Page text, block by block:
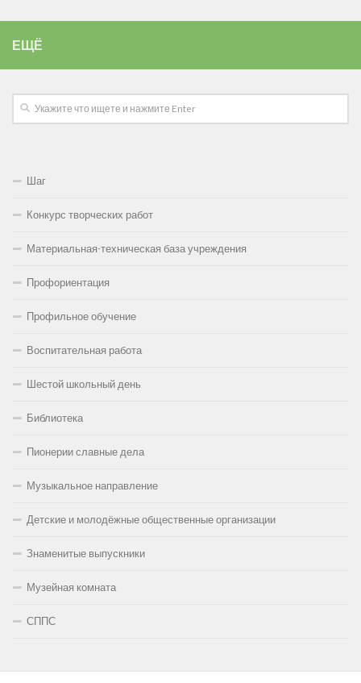
ЕЩЁ
Шаг
Конкурс творческих работ
Материальная-техническая база учреждения
Профориентация
Профильное обучение
Воспитательная работа
Шестой школьный день
Библиотека
Пионерии славные дела
Музыкальное направление
Детские и молодёжные общественные организации
Знаменитые выпускники
Музейная комната
СППС